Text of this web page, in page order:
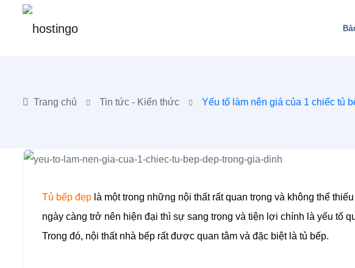
Trang chủ Tin tức - Kiến thức Yếu tố làm nên giá của 1 chiếc tủ
Tủ bếp đẹp là một trong những nội thất rất quan trọng và không thể
ngày càng trở nên hiện đại thì sự sang trọng và tiện lợi chính là yếu tố
Trong đó, nội thất nhà bếp rất được quan tâm và đặc biệt là tủ bếp.